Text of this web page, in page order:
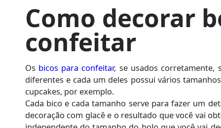
Como decorar
confeitar
Os bicos para confeitar, se usados corretamente,
diferentes e cada um deles possui vários
cupcakes, por exemplo.
Cada bico e cada tamanho serve para fazer um
decoração com glacê e o resultado que você vai